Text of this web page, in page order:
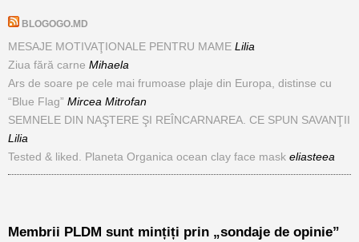
BLOGOGO.MD
MESAJE MOTIVAŢIONALE PENTRU MAME Lilia
Ziua fără carne Mihaela
Ars de soare pe cele mai frumoase plaje din Europa, distinse cu
“Blue Flag” Mircea Mitrofan
SEMNELE DIN NAŞTERE ŞI REÎNCARNAREA. CE SPUN SAVANŢII
Lilia
Tested & liked. Planeta Organica ocean clay face mask eliasteea
Membrii PLDM sunt mințiți prin „sondaje de opinie”